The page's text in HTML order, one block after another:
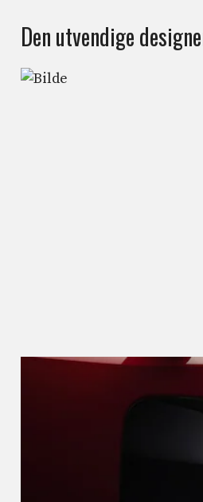
Den utvendige